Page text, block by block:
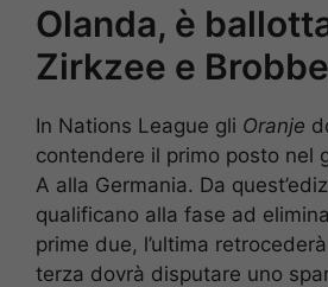
Olanda, è
Zirkzee e
In Nations League gli Oranje
contendere il primo posto nel
A alla Germania. Da
qualificano alla fase ad
prime due, l’ultima
terza dovrà disputare uno